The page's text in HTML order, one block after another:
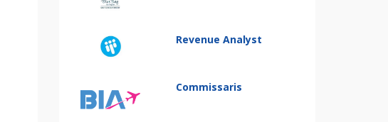
Revenue Analyst
Commissaris